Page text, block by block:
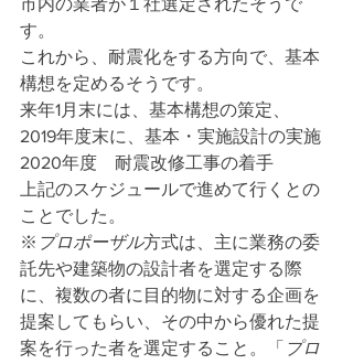
市内の業者が１社選定されたそうで
す。
これから、耐震化をする方向で、基本
構想を定めるそうです。
来年1月末には、基本構想の策定、
2019年度末に、基本・実施設計の実施
2020年度　耐震改修工事の着手
上記のスケジュールで進めて行くとの
ことでした。
※ プロポーザル方式は、主に業務の委
託先や建築物の設計者を選定する際
に、複数の者に目的物に対する企画を
提案してもらい、その中から優れた提
案を行った者を選定すること。「 プロ